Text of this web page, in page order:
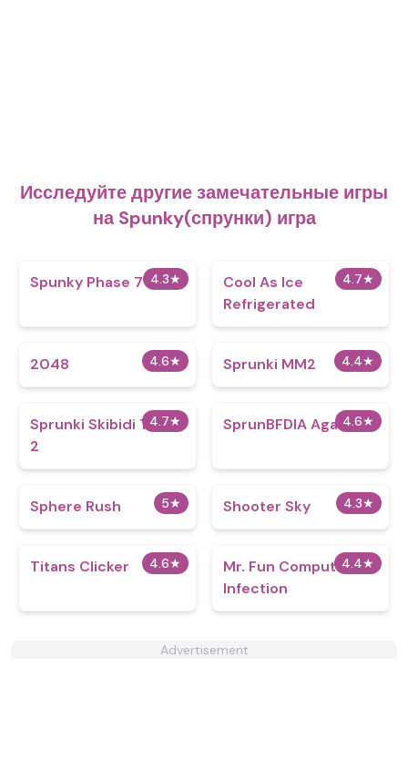
Исследуйте другие замечательные игры
на Spunky(спрунки) игра
4.3★
Spunky Phase 7 4.7★
Cool As Ice
Refrigerated
4.6★
2048 4.4★
Sprunki MM2
4.7★
Sprunki Skibidi Toilet
2
4.6★
SprunBFDIA Again
5★
Sphere Rush 4.3★
Shooter Sky
4.6★
Titans Clicker 4.4★
Mr. Fun Computer
Infection
Advertisement